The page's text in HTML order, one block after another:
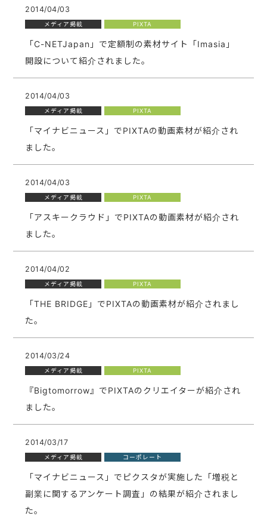
2014/04/03
メディア掲載 PIXTA
「C-NETJapan」で定額制の素材サイト「Imasia」
開設について紹介されました。
2014/04/03
メディア掲載 PIXTA
「マイナビニュース」でPIXTAの動画素材が紹介され
ました。
2014/04/03
メディア掲載 PIXTA
「アスキークラウド」でPIXTAの動画素材が紹介され
ました。
2014/04/02
メディア掲載 PIXTA
「THE BRIDGE」でPIXTAの動画素材が紹介されまし
た。
2014/03/24
メディア掲載 PIXTA
『Bigtomorrow』でPIXTAのクリエイターが紹介され
ました。
2014/03/17
メディア掲載 コーポレート
「マイナビニュース」でピクスタが実施した「増税と
副業に関するアンケート調査」の結果が紹介されまし
た。